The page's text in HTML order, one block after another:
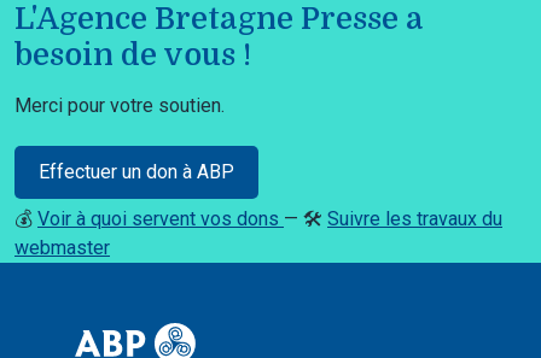
L'Agence Bretagne Presse a
besoin de vous !
Merci pour votre soutien.
Effectuer un don à ABP
💰 Voir à quoi servent vos dons — 🛠️ Suivre les travaux du
webmaster